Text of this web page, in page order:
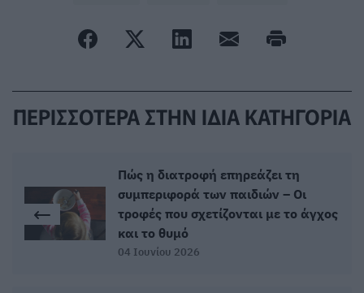
ΠΕΡΙΣΣΟΤΕΡΑ ΣΤΗΝ ΙΔΙΑ ΚΑΤΗΓΟΡΙΑ
Πώς η διατροφή επηρεάζει τη
συμπεριφορά των παιδιών – Οι
τροφές που σχετίζονται με το άγχος
και το θυμό
04 Ιουνίου 2026